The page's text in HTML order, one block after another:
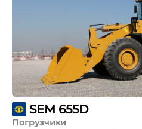
SEM 655D
Погрузчики